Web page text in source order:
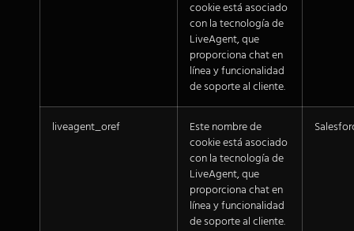
cookie está asociado
con la tecnología de
LiveAgent, que
proporciona chat en
línea y funcionalidad
de soporte al cliente.
liveagent_oref
Este nombre de
cookie está asociado
con la tecnología de
LiveAgent, que
proporciona chat en
línea y funcionalidad
de soporte al cliente.